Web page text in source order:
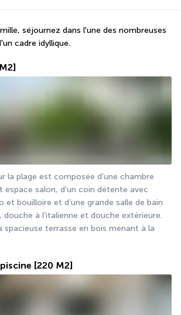
séjournez dans l'une des nombreuses
cadre idyllique.
la plage est composée d’une chambre
espace salon, d’un coin détente avec
et bouilloire et d’une grande salle de bain
à l’italienne et douche extérieure.
spacieuse terrasse en bois menant à la
[220 M2]